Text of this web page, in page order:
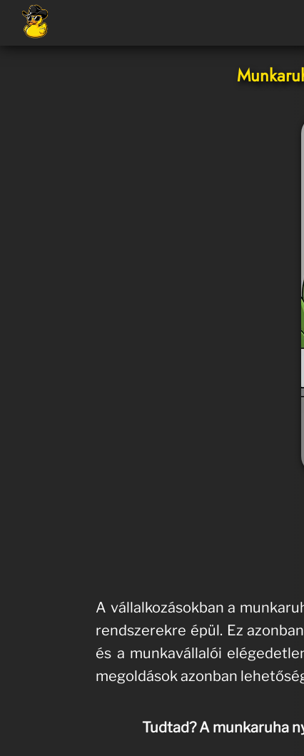
A vállalkozásokban a
rendszerekre épül. Ez
és a munkavállalói
megoldások azonban
Tudtad? A munkaruha